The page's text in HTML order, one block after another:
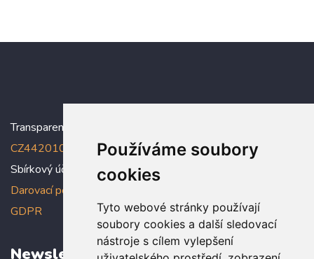
Používáme soubory
cookies
Tyto webové stránky používají
soubory cookies a další sledovací
nástroje s cílem vylepšení
Transparentní účet:
CZ4420100000005005005006
Sbírkový účet: 5005005022/2010
Darovací podmínky
GDPR
Newsletter